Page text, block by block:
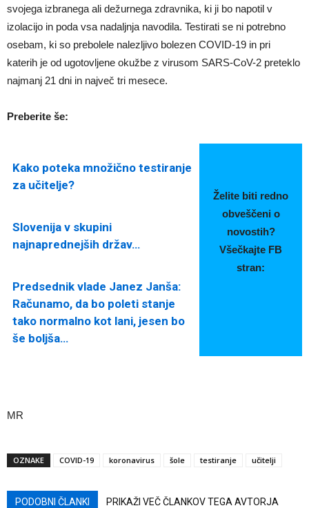
svojega izbranega ali dežurnega zdravnika, ki ji bo napotil v
izolacijo in poda vsa nadaljnja navodila. Testirati se ni potrebno
osebam, ki so prebolele nalezljivo bolezen COVID-19 in pri
katerih je od ugotovljene okužbe z virusom SARS-CoV-2 preteklo
najmanj 21 dni in največ tri mesece.
Preberite še:
Kako poteka množično testiranje
za učitelje?
Želite biti redno
obveščeni o
novostih?
Všečkajte FB
stran:
Slovenija v skupini
najnaprednejših držav…
Predsednik vlade Janez Janša:
Računamo, da bo poleti stanje
tako normalno kot lani, jesen bo
še boljša…
MR
OZNAKE COVID-19 koronavirus šole testiranje učitelji
PODOBNI ČLANKI PRIKAŽI VEČ ČLANKOV TEGA AVTORJA